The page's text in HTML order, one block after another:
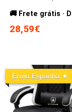
🚚 Frete grátis ·
28,59€
Envio Espanha